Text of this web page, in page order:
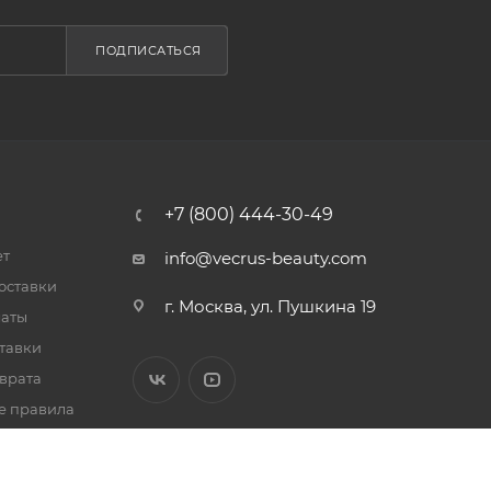
ПОДПИСАТЬСЯ
правила
+7 (800) 444-30-49
info@vecrus-beauty.com
г. Москва, ул. Пушкина 19